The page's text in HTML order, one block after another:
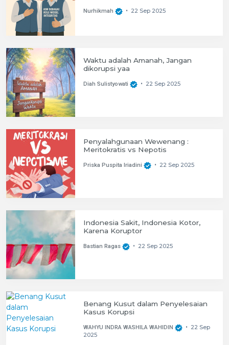
Nurhikmah • 22 Sep 2025
Waktu adalah Amanah, Jangan
dikorupsi yaa
Diah Sulistyowati • 22 Sep 2025
Penyalahgunaan Wewenang :
Meritokratis vs Nepotis
Priska Puspita Iriadini • 22 Sep 2025
Indonesia Sakit, Indonesia Kotor,
Karena Koruptor
Bastian Ragas • 22 Sep 2025
Benang Kusut dalam Penyelesaian
Kasus Korupsi
WAHYU INDRA WASHILA WAHIDIN • 22 Sep
2025